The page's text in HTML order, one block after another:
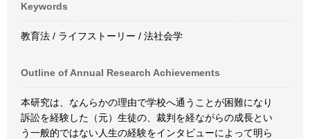
Keywords
教育法 / ライフストーリー / 法社会学
Outline of Annual Research Achievements
本研究は、なんらかの理由で学校へ通うことが困難になり
訴訟を経験した（元）生徒の、裁判を経ながらの成長とい
う一般的ではない人生の経験をインタビューによって明ら